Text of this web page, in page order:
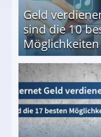
Geld
sind die 10
Möglichkeiten
besten Möglichkeiten